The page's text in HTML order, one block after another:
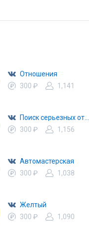
Отношения
300 ₽
1,141
300 ₽
1,156
Автомастерская
300 ₽
1,038
Желтый
300 ₽
1,090